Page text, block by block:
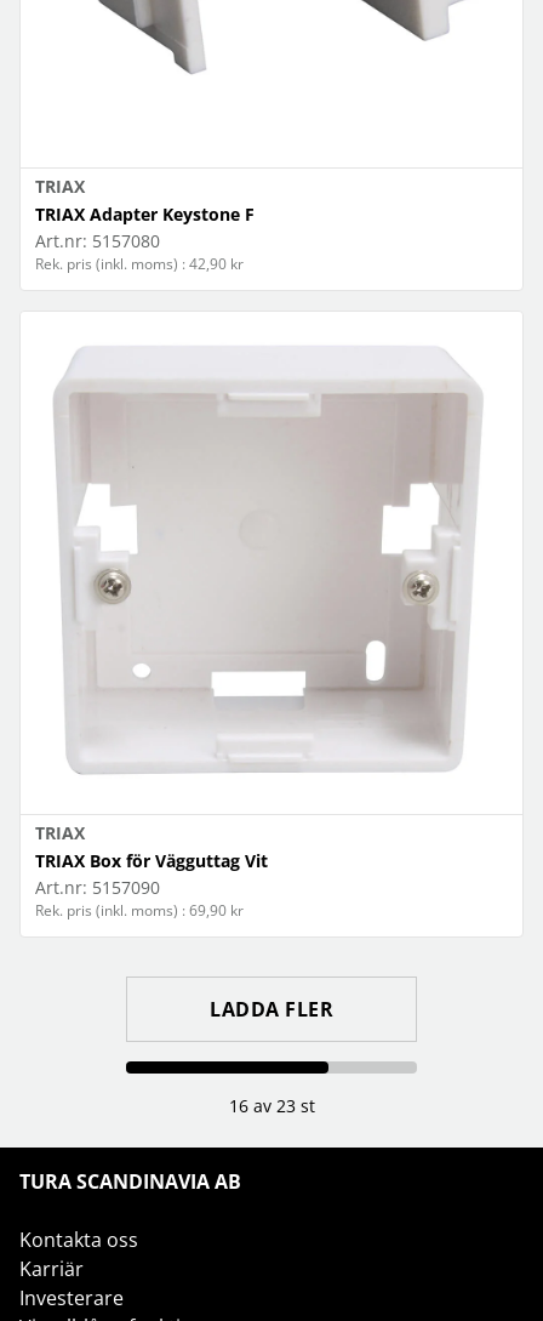
TRIAX
TRIAX Adapter Keystone F
Art.nr: 5157080
Rek. pris (inkl. moms) : 42,90 kr
TRIAX
TRIAX Box för Vägguttag Vit
Art.nr: 5157090
Rek. pris (inkl. moms) : 69,90 kr
LADDA FLER
16 av 23 st
TURA SCANDINAVIA AB
Kontakta oss
Karriär
Investerare